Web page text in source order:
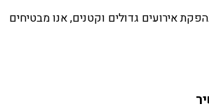
אירועים גדולים וקטנים, אנו מבטיחים